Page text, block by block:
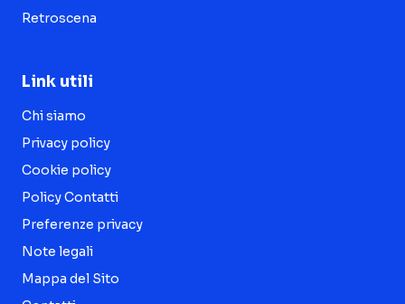
Retroscena
Link utili
Chi siamo
Privacy policy
Cookie policy
Policy Contatti
Preferenze privacy
Note legali
Mappa del Sito